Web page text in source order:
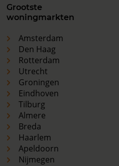
Grootste
woningmarkten
Amsterdam
Den Haag
Rotterdam
Utrecht
Groningen
Eindhoven
Tilburg
Almere
Breda
Haarlem
Apeldoorn
Nijmegen